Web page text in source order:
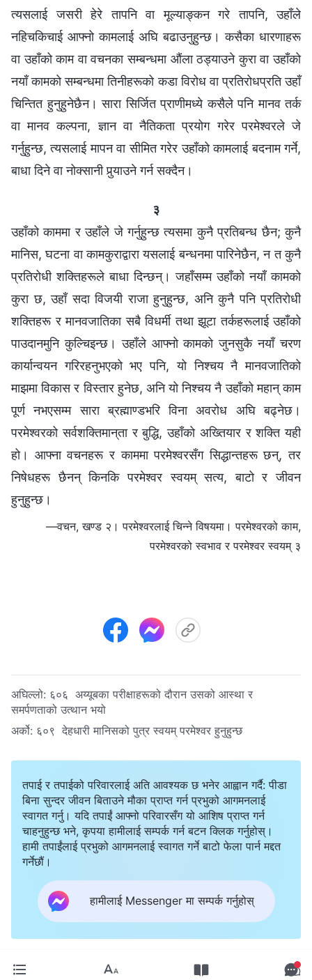
त्यसलाई जसरी हेरे तापनि वा मूल्याङ्कन गरे तापनि, उहाँले
नहिचकिचाई आफ्नो कामलाई अघि बढाउनुहुन्छ। कसैका धारणाहरू
वा उहाँको काम वा वचनका सम्बन्धमा औंला ठड्याउने कुरा वा उहाँको
नयाँ कामको सम्बन्धमा तिनीहरूको कडा विरोध वा प्रतिरोधप्रति उहाँ
चिन्तित हुनुहुनेछैन। सारा सिर्जित प्राणीमध्ये कसैले पनि मानव तर्क
वा मानव कल्पना, ज्ञान वा नैतिकता प्रयोग गरेर परमेश्‍वरले जे
गर्नुहुन्छ, त्यसलाई मापन वा सीमित गरेर उहाँको कामलाई बदनाम गर्ने,
बाधा दिने वा नोक्सानी पुर्‍याउने गर्न सक्दैन।
३
उहाँको काममा र उहाँले जे गर्नुहुन्छ त्यसमा कुनै प्रतिबन्ध छैन; कुनै
मानिस, घटना वा कामकुराद्वारा यसलाई बन्धनमा पारिनेछैन, न त कुनै
प्रतिरोधी शक्तिहरूले बाधा दिन्छन्। जहाँसम्म उहाँको नयाँ कामको
कुरा छ, उहाँ सदा विजयी राजा हुनुहुन्छ, अनि कुनै पनि प्रतिरोधी
शक्तिहरू र मानवजातिका सबै विधर्मी तथा झूटा तर्कहरूलाई उहाँको
पाउदानमुनि कुल्चिइन्छ। उहाँले आफ्‍नो कामको जुनसुकै नयाँ चरण
कार्यान्वयन गरिरहनुभएको भए पनि, यो निश्चय नै मानवजातिको
माझमा विकास र विस्तार हुनेछ, अनि यो निश्चय नै उहाँको महान् काम
पूर्ण नभएसम्म सारा ब्रह्माण्डभरि विना अवरोध अघि बढ्नेछ।
परमेश्‍वरको सर्वशक्तिमान्‌ता र बुद्धि, उहाँको अख्तियार र शक्ति यही
हो। आफ्ना वचनहरू र काममा परमेश्‍वरसँग सिद्धान्तहरू छन्, तर
निषेधहरू छैनन् किनकि परमेश्‍वर स्वयम् सत्य, बाटो र जीवन
हुनुहुन्छ।
—वचन, खण्ड २। परमेश्‍वरलाई चिन्‍ने विषयमा। परमेश्‍वरको काम,
परमेश्‍वरको स्वभाव र परमेश्‍वर स्वयम् ३
अघिल्लो: ६०६ अय्यूबका परीक्षाहरूको दौरान उसको आस्था र
समर्पणताको उत्थान भयो
अर्को: ६०९ देहधारी मानिसको पुत्र स्वयम् परमेश्‍वर हुनुहुन्छ
तपाई र तपाईको परिवारलाई अति आवश्यक छ भनेर आह्वान गर्दै: पीडा
बिना सुन्दर जीवन बिताउने मौका प्राप्त गर्न प्रभुको आगमनलाई
स्वागत गर्नु। यदि तपाईं आफ्नो परिवारसँग यो आशिष प्राप्त गर्न
चाहनुहुन्छ भने, कृपया हामीलाई सम्पर्क गर्न बटन क्लिक गर्नुहोस्।
हामी तपाईंलाई प्रभुको आगमनलाई स्वागत गर्ने बाटो फेला पार्न मद्दत
गर्नेछौं।
हामीलाई Messenger मा सम्पर्क गर्नुहोस्